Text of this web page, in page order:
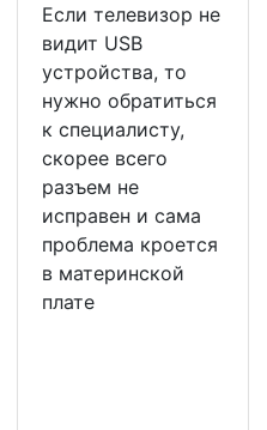
Если телевизор не
видит USB
устройства, то
нужно обратиться
к специалисту,
скорее всего
разъем не
исправен и сама
проблема кроется
в материнской
плате